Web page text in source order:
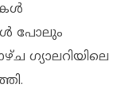
പോലും
ഗ്യാലറിയിലെ